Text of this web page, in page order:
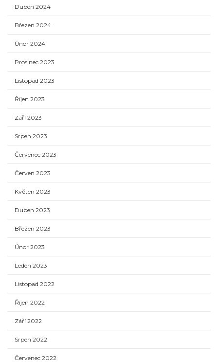
Duben 2024
Březen 2024
Únor 2024
Prosinec 2023
Listopad 2023
Říjen 2023
Září 2023
Srpen 2023
Červenec 2023
Červen 2023
Květen 2023
Duben 2023
Březen 2023
Únor 2023
Leden 2023
Listopad 2022
Říjen 2022
Září 2022
Srpen 2022
Červenec 2022